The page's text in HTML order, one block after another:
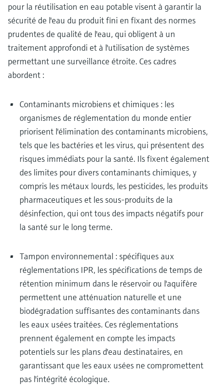
pour la réutilisation en eau potable visent à garantir la
sécurité de l'eau du produit fini en fixant des normes
prudentes de qualité de l'eau, qui obligent à un
traitement approfondi et à l'utilisation de systèmes
permettant une surveillance étroite. Ces cadres
abordent :
Contaminants microbiens et chimiques : les
organismes de réglementation du monde entier
priorisent l'élimination des contaminants microbiens,
tels que les bactéries et les virus, qui présentent des
risques immédiats pour la santé. Ils fixent également
des limites pour divers contaminants chimiques, y
compris les métaux lourds, les pesticides, les produits
pharmaceutiques et les sous-produits de la
désinfection, qui ont tous des impacts négatifs pour
la santé sur le long terme.
Tampon environnemental : spécifiques aux
réglementations IPR, les spécifications de temps de
rétention minimum dans le réservoir ou l'aquifère
permettent une atténuation naturelle et une
biodégradation suffisantes des contaminants dans
les eaux usées traitées. Ces réglementations
prennent également en compte les impacts
potentiels sur les plans d'eau destinataires, en
garantissant que les eaux usées ne compromettent
pas l'intégrité écologique.